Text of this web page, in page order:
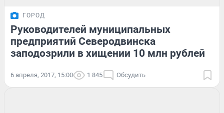
ГОРОД
Руководителей муниципальных
предприятий Северодвинска
заподозрили в хищении 10 млн рублей
6 апреля, 2017, 15:00 1 845 Обсудить